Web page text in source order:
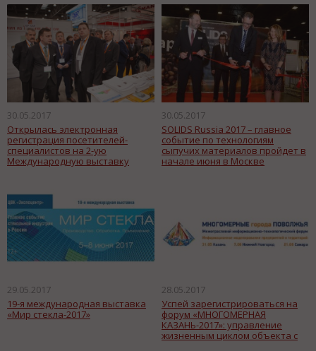
30.05.2017
Открылась электронная
регистрация посетителей-
специалистов на 2-ую
Международную выставку
30.05.2017
SOLIDS Russia 2017 – главное
событие по технологиям
сыпучих материалов пройдет в
начале июня в Москве
29.05.2017
19-я международная выставка
«Мир стекла-2017»
28.05.2017
Успей зарегистрироваться на
форум «МНОГОМЕРНАЯ
КАЗАНЬ-2017»: управление
жизненным циклом объекта с